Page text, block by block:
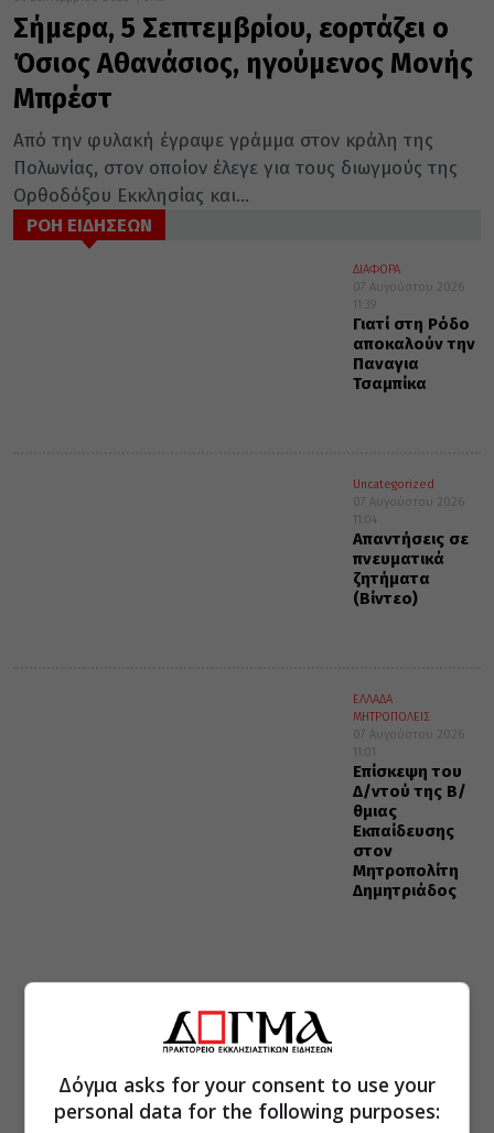
Σήμερα, 5 Σεπτεμβρίου, εορτάζει ο
Όσιος Αθανάσιος, ηγούμενος Μονής
Μπρέστ
Από την φυλακή έγραψε γράμμα στον κράλη της
Πολωνίας, στον οποίον έλεγε για τους διωγμούς της
Ορθοδόξου Εκκλησίας και...
ΡΟΗ ΕΙΔΗΣΕΩΝ
ΔΙΑΦΟΡΑ
07 Αυγούστου 2026
11:39
Γιατί στη Ρόδο
αποκαλούν την
Παναγια
Τσαμπίκα
Uncategorized
07 Αυγούστου 2026
11:04
Απαντήσεις σε
πνευματικά
ζητήματα
(Βίντεο)
ΕΛΛΑΔΑ
ΜΗΤΡΟΠΟΛΕΙΣ
07 Αυγούστου 2026
11:01
Επίσκεψη του
Δ/ντού της Β/
θμιας
Εκπαίδευσης
στον
Μητροπολίτη
Δημητριάδος
Δόγμα asks for your consent to use your
personal data for the following purposes: